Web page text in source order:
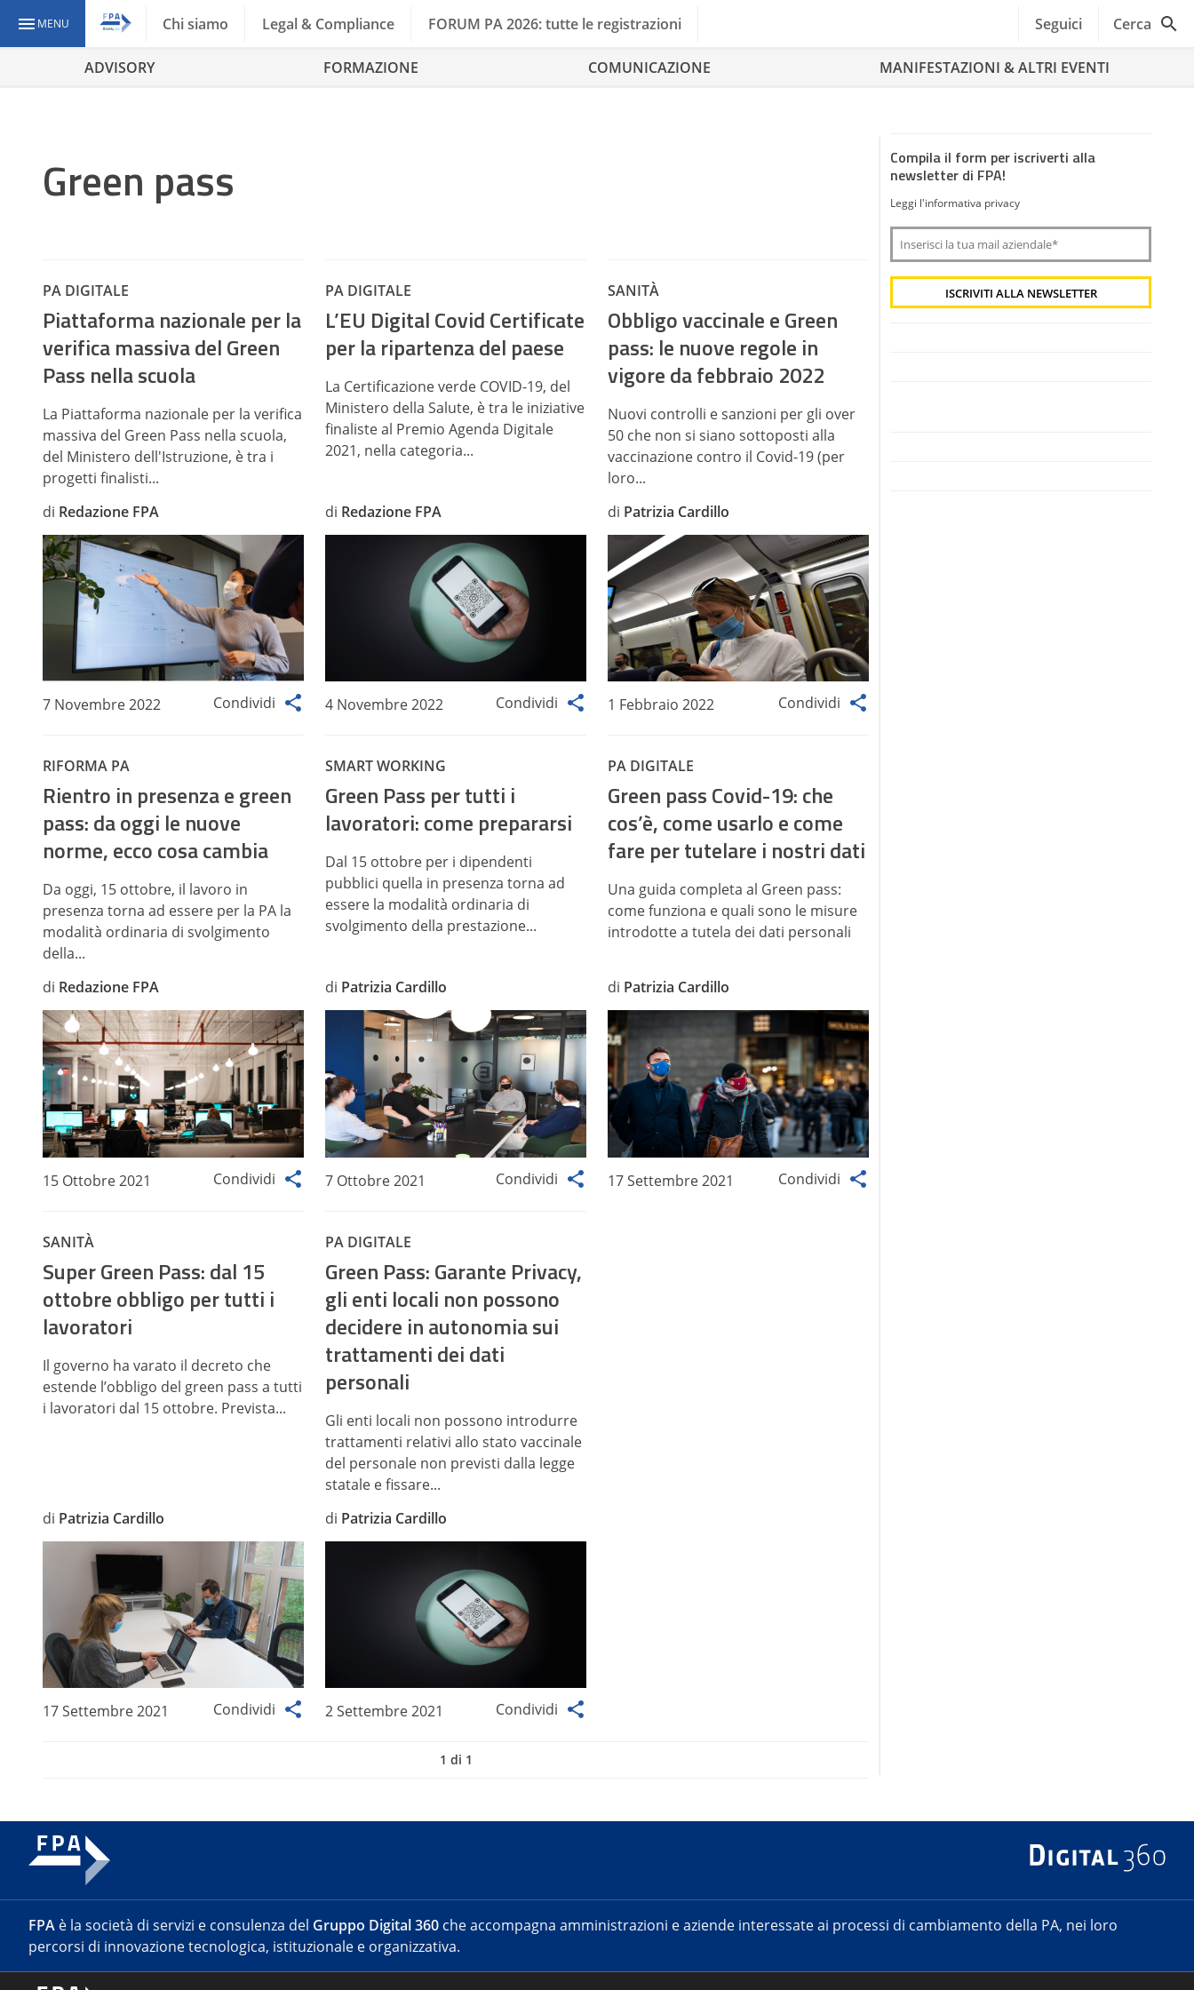
MENU Chi siamo Legal & Compliance FORUM PA 2026: tutte le registrazioni Seguici Cerca
ADVISORY FORMAZIONE COMUNICAZIONE MANIFESTAZIONI & ALTRI EVENTI
Green pass
PA DIGITALE
Piattaforma nazionale per la
verifica massiva del Green
Pass nella scuola
La Piattaforma nazionale per la verifica
massiva del Green Pass nella scuola,
del Ministero dell'Istruzione, è tra i
progetti finalisti...
di Redazione FPA
7 Novembre 2022 Condividi
PA DIGITALE
L’EU Digital Covid Certificate
per la ripartenza del paese
La Certificazione verde COVID-19, del
Ministero della Salute, è tra le iniziative
finaliste al Premio Agenda Digitale
2021, nella categoria...
di Redazione FPA
4 Novembre 2022 Condividi
SANITÀ
Obbligo vaccinale e Green
pass: le nuove regole in
vigore da febbraio 2022
Nuovi controlli e sanzioni per gli over
50 che non si siano sottoposti alla
vaccinazione contro il Covid-19 (per
loro...
di Patrizia Cardillo
1 Febbraio 2022 Condividi
RIFORMA PA
Rientro in presenza e green
pass: da oggi le nuove
norme, ecco cosa cambia
Da oggi, 15 ottobre, il lavoro in
presenza torna ad essere per la PA la
modalità ordinaria di svolgimento
della...
di Redazione FPA
15 Ottobre 2021 Condividi
SMART WORKING
Green Pass per tutti i
lavoratori: come prepararsi
Dal 15 ottobre per i dipendenti
pubblici quella in presenza torna ad
essere la modalità ordinaria di
svolgimento della prestazione...
di Patrizia Cardillo
7 Ottobre 2021 Condividi
PA DIGITALE
Green pass Covid-19: che
cos’è, come usarlo e come
fare per tutelare i nostri dati
Una guida completa al Green pass:
come funziona e quali sono le misure
introdotte a tutela dei dati personali
di Patrizia Cardillo
17 Settembre 2021 Condividi
SANITÀ
Super Green Pass: dal 15
ottobre obbligo per tutti i
lavoratori
Il governo ha varato il decreto che
estende l’obbligo del green pass a tutti
i lavoratori dal 15 ottobre. Prevista...
di Patrizia Cardillo
17 Settembre 2021 Condividi
PA DIGITALE
Green Pass: Garante Privacy,
gli enti locali non possono
decidere in autonomia sui
trattamenti dei dati
personali
Gli enti locali non possono introdurre
trattamenti relativi allo stato vaccinale
del personale non previsti dalla legge
statale e fissare...
di Patrizia Cardillo
2 Settembre 2021 Condividi
1 di 1
Compila il form per iscriverti alla
newsletter di FPA!
Leggi l'informativa privacy
FPA è la società di servizi e consulenza del Gruppo Digital 360 che accompagna amministrazioni e aziende interessate ai processi di cambiamento della PA, nei loro
percorsi di innovazione tecnologica, istituzionale e organizzativa.